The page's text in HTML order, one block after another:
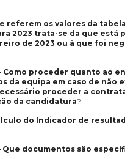
referem os valores da tabela
2023 trata-se da que está
de 2023 ou à que foi
Como proceder quanto ao
da equipa em caso de não
proceder a
da candidatura?
do Indicador de resultado
Que documentos são